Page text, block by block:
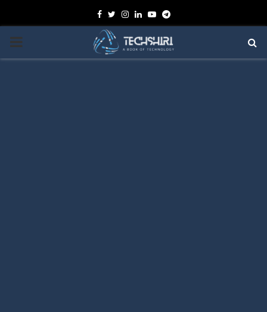
Facebook
TwitterInstagram
Linkedin
YoutubeTelegram
PRIMARY